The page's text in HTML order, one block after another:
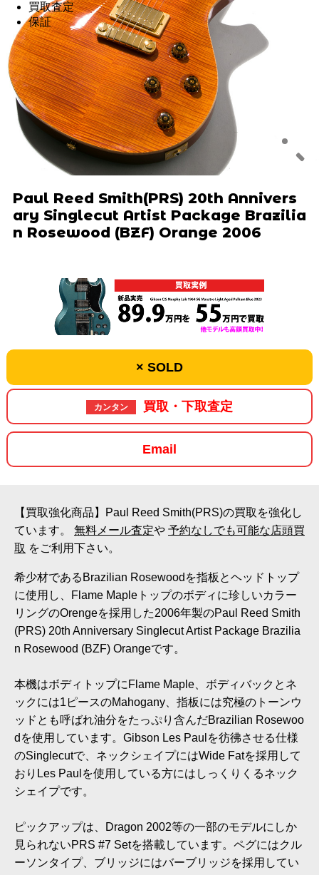
買取査定
保証
Paul Reed Smith(PRS) 20th Annivers
ary Singlecut Artist Package Brazilia
n Rosewood (BZF) Orange 2006
× SOLD
カンタン 買取・下取査定
Email
【買取強化商品】Paul Reed Smith(PRS)の買取を強化し
ています。 無料メール査定や 予約なしでも可能な店頭買
取 をご利用下さい。
希少材であるBrazilian Rosewoodを指板とヘッドトップ
に使用し、Flame Mapleトップのボディに珍しいカラー
リングのOrengeを採用した2006年製のPaul Reed Smith
(PRS) 20th Anniversary Singlecut Artist Package Brazilia
n Rosewood (BZF) Orangeです。
本機はボディトップにFlame Maple、ボディバックとネ
ックには1ピースのMahogany、指板には究極のトーンウ
ッドとも呼ばれ油分をたっぷり含んだBrazilian Rosewoo
dを使用しています。Gibson Les Paulを彷彿させる仕様
のSinglecutで、ネックシェイプにはWide Fatを採用して
おりLes Paulを使用している方にはしっくりくるネック
シェイプです。
ピックアップは、Dragon 2002等の一部のモデルにしか
見られないPRS #7 Setを搭載しています。ペグにはクル
ーソンタイプ、ブリッジにはバーブリッジを採用してい